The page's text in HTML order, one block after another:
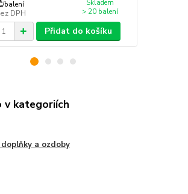
/balení
DPH
Skladem
> 20 balení
Přidat do košíku
v kategoriích
a ozdoby